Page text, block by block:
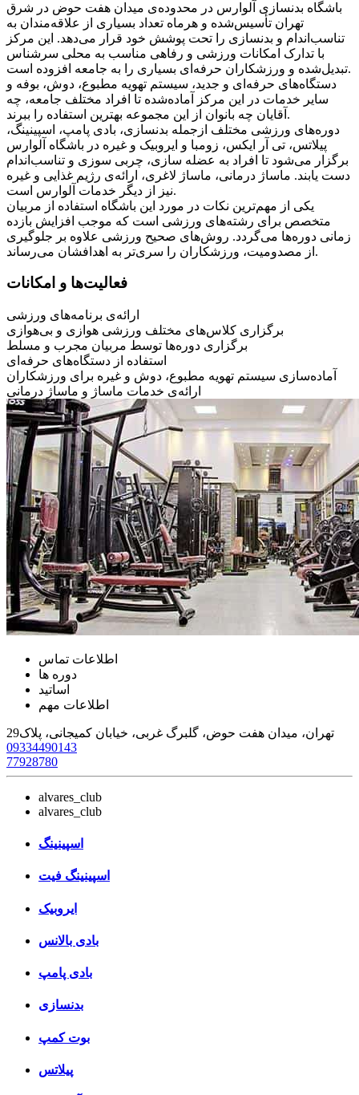
باشگاه بدنسازی آلوارس در محدوده‌ی میدان هفت حوض در شرق
تهران تأسیس‌شده و هرماه تعداد بسیاری از علاقه‌مندان به
تناسب‌اندام و بدنسازی را تحت پوشش خود قرار می‌دهد. این مرکز
با تدارک امکانات ورزشی و رفاهی مناسب به محلی سرشناس
تبدیل‌شده و ورزشکاران حرفه‌ای بسیاری را به جامعه افزوده است.
دستگاه‌های حرفه‌ای و جدید، سیستم تهویه مطبوع، دوش، بوفه و
سایر خدمات در این مرکز آماده‌شده تا افراد مختلف جامعه،‌ چه
آقایان چه بانوان از این مجموعه بهترین استفاده را ببرند.
دوره‌های ورزشی مختلف ازجمله بدنسازی، بادی پامپ، اسپینینگ،
پیلاتس، تی آر ایکس، زومبا و ایروبیک و غیره در باشگاه آلوارس
برگزار می‌شود تا افراد به عضله سازی، چربی سوزی و تناسب‌اندام
دست یابند. ماساژ درمانی، ماساژ لاغری، ارائه‌ی رژیم غذایی و غیره
نیز از دیگر خدمات آلوارس است.
یکی از مهم‌ترین نکات در مورد این باشگاه استفاده از مربیان
متخصص برای رشته‌های ورزشی است که موجب افزایش بازده
زمانی دوره‌ها می‌گردد. روش‌های صحیح ورزشی علاوه بر جلوگیری
از مصدومیت، ورزشکاران را سری‌تر به اهدافشان می‌رساند.
فعالیت‌ها و امکانات
ارائه‌ی برنامه‌های ورزشی
برگزاری کلاس‌های مختلف ورزشی هوازی و بی‌هوازی
برگزاری دوره‌ها توسط مربیان مجرب و مسلط
استفاده از دستگاه‌های حرفه‌ای
آماده‌سازی سیستم تهویه مطبوع، دوش و غیره برای ورزشکاران
ارائه‌ی خدمات ماساژ و ماساژ درمانی
اطلاعات تماس
دوره ها
اساتید
اطلاعات مهم
تهران، میدان هفت حوض، گلبرگ غربی، خیابان کمیجانی، پلاک29
09334490143
77928780
alvares_club
alvares_club
اسپینینگ
اسپینینگ فیت
ایروبیک
بادی بالانس
بادی پامپ
بدنسازی
بوت کمپ
پیلاتس